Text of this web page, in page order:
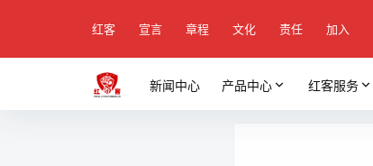
红客 宣言 章程 文化 责任 加入
新闻中心 产品中心 红客服务